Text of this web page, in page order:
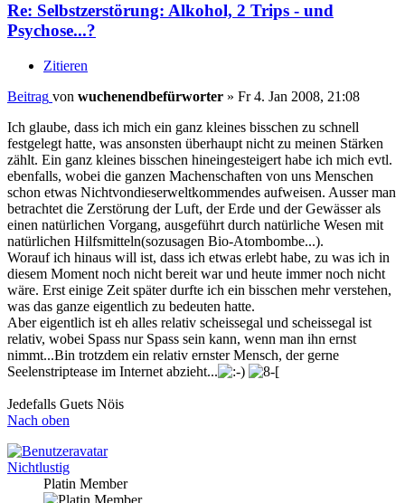
Re: Selbstzerstörung: Alkohol, 2 Trips - und
Psychose...?
Zitieren
Beitrag von wuchenendbefürworter » Fr 4. Jan 2008, 21:08
Ich glaube, dass ich mich ein ganz kleines bisschen zu schnell
festgelegt hatte, was ansonsten überhaupt nicht zu meinen Stärken
zählt. Ein ganz kleines bisschen hineingesteigert habe ich mich evtl.
ebenfalls, wobei die ganzen Machenschaften von uns Menschen
schon etwas Nichtvondieserweltkommendes aufweisen. Ausser man
betrachtet die Zerstörung der Luft, der Erde und der Gewässer als
einen natürlichen Vorgang, ausgeführt durch natürliche Wesen mit
natürlichen Hilfsmitteln(sozusagen Bio-Atombombe...).
Worauf ich hinaus will ist, dass ich etwas erlebt habe, zu was ich in
diesem Moment noch nicht bereit war und heute immer noch nicht
wäre. Erst einige Zeit später durfte ich ein bisschen mehr verstehen,
was das ganze eigentlich zu bedeuten hatte.
Aber eigentlich ist eh alles relativ scheissegal und scheissegal ist
relativ, wobei Spass nur Spass sein kann, wenn man ihn ernst
nimmt...Bin trotzdem ein relativ ernster Mensch, der gerne
Seelenstriptease im Internet abzieht...
Jedefalls Guets Nöis
Nach oben
Nichtlustig
Platin Member